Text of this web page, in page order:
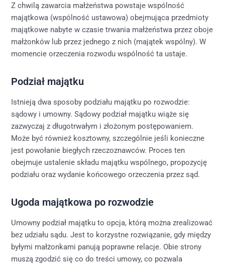
Z chwilą zawarcia małżeństwa powstaje wspólność
majątkowa (wspólność ustawowa) obejmująca przedmioty
majątkowe nabyte w czasie trwania małżeństwa przez oboje
małżonków lub przez jednego z nich (majątek wspólny). W
momencie orzeczenia rozwodu wspólność ta ustaje.
Podział majątku
Istnieją dwa sposoby podziału majątku po rozwodzie:
sądowy i umowny. Sądowy podział majątku wiąże się
zazwyczaj z długotrwałym i złożonym postępowaniem.
Może być również kosztowny, szczególnie jeśli konieczne
jest powołanie biegłych rzeczoznawców. Proces ten
obejmuje ustalenie składu majątku wspólnego, propozycję
podziału oraz wydanie końcowego orzeczenia przez sąd.
Ugoda majątkowa po rozwodzie
Umowny podział majątku to opcja, którą można zrealizować
bez udziału sądu. Jest to korzystne rozwiązanie, gdy między
byłymi małżonkami panują poprawne relacje. Obie strony
muszą zgodzić się co do treści umowy, co pozwala